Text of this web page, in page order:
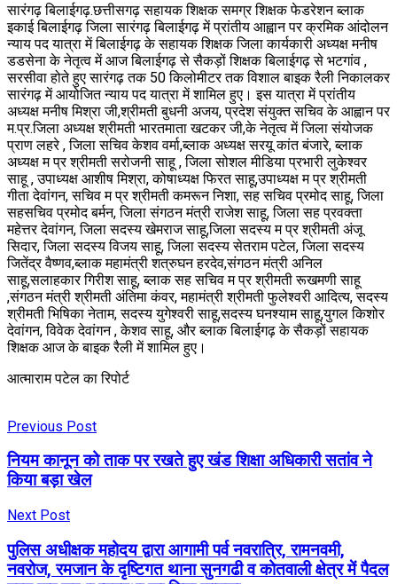
सारंगढ़ बिलाईगढ़.छत्तीसगढ़ सहायक शिक्षक समग्र शिक्षक फेडरेशन ब्लाक
इकाई बिलाईगढ़ जिला सारंगढ़ बिलाईगढ़ में प्रांतीय आह्वान पर क्रमिक आंदोलन
न्याय पद यात्रा में बिलाईगढ़ के सहायक शिक्षक जिला कार्यकारी अध्यक्ष मनीष
डडसेना के नेतृत्व में आज बिलाईगढ़ से सैकड़ों शिक्षक बिलाईगढ़ से भटगांव ,
सरसीवा होते हुए सारंगढ़ तक 50 किलोमीटर तक विशाल बाइक रैली निकालकर
सारंगढ़ में आयोजित न्याय पद यात्रा में शामिल हुए। इस यात्रा में प्रांतीय
अध्यक्ष मनीष मिश्रा जी,श्रीमती बुधनी अजय, प्रदेश संयुक्त सचिव के आह्वान पर
म.प्र.जिला अध्यक्ष श्रीमती भारतमाता खटकर जी,के नेतृत्व में जिला संयोजक
प्राण लहरे , जिला सचिव केशव वर्मा,ब्लाक अध्यक्ष सरयू कांत बंजारे, ब्लाक
अध्यक्ष म प्र श्रीमती सरोजनी साहू , जिला सोशल मीडिया प्रभारी लुकेश्वर
साहू , उपाध्यक्ष आशीष मिश्रा, कोषाध्यक्ष फिरत साहू,उपाध्यक्ष म प्र श्रीमती
गीता देवांगन, सचिव म प्र श्रीमती कमरून निशा, सह सचिव प्रमोद साहू, जिला
सहसचिव प्रमोद बर्मन, जिला संगठन मंत्री राजेश साहू, जिला सह प्रवक्ता
महेत्तर देवांगन, जिला सदस्य खेमराज साहू,जिला सदस्य म प्र श्रीमती अंजू
सिदार, जिला सदस्य विजय साहू, जिला सदस्य सेतराम पटेल, जिला सदस्य
जितेंद्र वैष्णव,ब्लाक महामंत्री शत्रुघन हरदेव,संगठन मंत्री अनिल
साहू,सलाहकार गिरीश साहू, ब्लाक सह सचिव म प्र श्रीमती रूखमणी साहू
,संगठन मंत्री श्रीमती अंतिमा कंवर, महामंत्री श्रीमती फुलेश्वरी आदित्य, सदस्य
श्रीमती भिषिका नेताम, सदस्य युगेश्वरी साहू,सदस्य घनश्याम साहू,युगल किशोर
देवांगन, विवेक देवांगन , केशव साहू, और ब्लाक बिलाईगढ़ के सैकड़ों सहायक
शिक्षक आज के बाइक रैली में शामिल हुए।
आत्माराम पटेल का रिपोर्ट
Previous Post
नियम कानून को ताक पर रखते हुए खंड शिक्षा अधिकारी सतांव ने
किया बड़ा खेल
Next Post
पुलिस अधीक्षक महोदय द्वारा आगामी पर्व नवरात्रि, रामनवमी,
नवरोज, रमजान के दृष्टिगत थाना सुनगढी व कोतवाली क्षेत्र में पैदल